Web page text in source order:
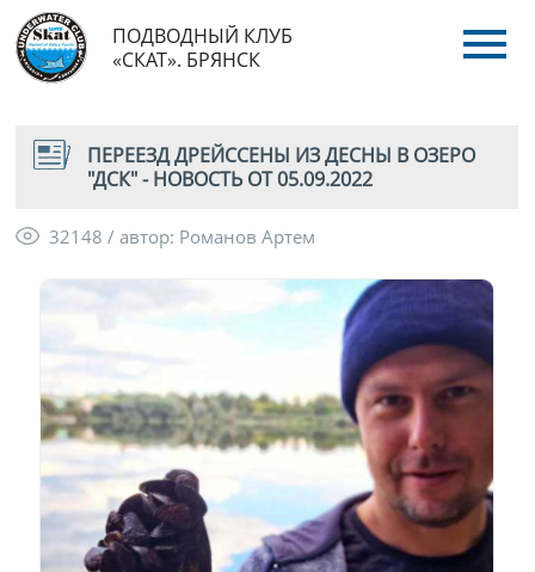
ПОДВОДНЫЙ КЛУБ
«СКАТ». БРЯНСК
ПЕРЕЕЗД ДРЕЙССЕНЫ ИЗ ДЕСНЫ В ОЗЕРО
"ДСК" - НОВОСТЬ ОТ 05.09.2022
32148 / автор: Романов Артем